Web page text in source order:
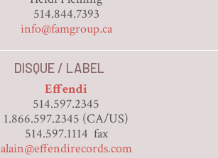
514.844.7393
info@famgroup.ca
DISQUE / LABEL
Effendi
514.597.2345
1.866.597.2345 (CA/US)
514.597.1114 fax
alain@effendirecords.com